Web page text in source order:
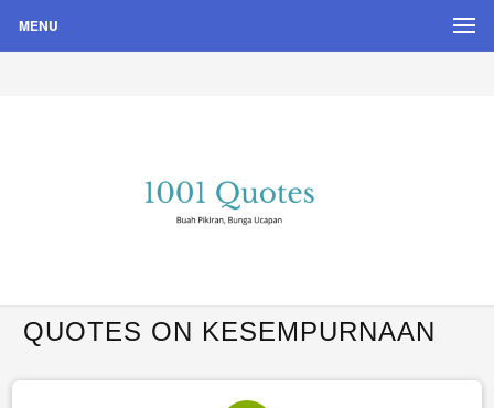
MENU
Quote Hari Puisi
QUOTES ON KESEMPURNAAN